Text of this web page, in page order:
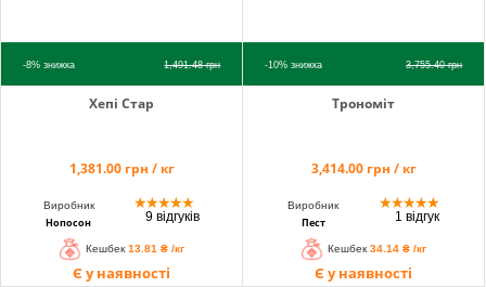
-8%знижка 1,491.48грн
Хепі Стар
1,381.00 грн / кг
Виробник
Нопосон
★★★★★
9 відгуків
Кешбек 13.81 ₴ /кг
Є у наявності
-10%знижка 3,755.40грн
Трономіт
3,414.00 грн / кг
Виробник
Пест
★★★★★
1 відгук
Кешбек 34.14 ₴ /кг
Є у наявності